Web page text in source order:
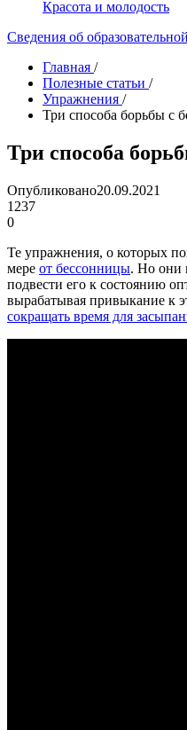
Красота и молодость
Сведения об
Главная /
Полезные статьи /
Упражнения /
Три способа борьбы с
Три способа
Опубликовано20.09.2021
1237
0
Те упражнения, о которых
мере от бессонницы. Но они
подвести его к состоянию
вырабатывая привыкание к
сокращать время для